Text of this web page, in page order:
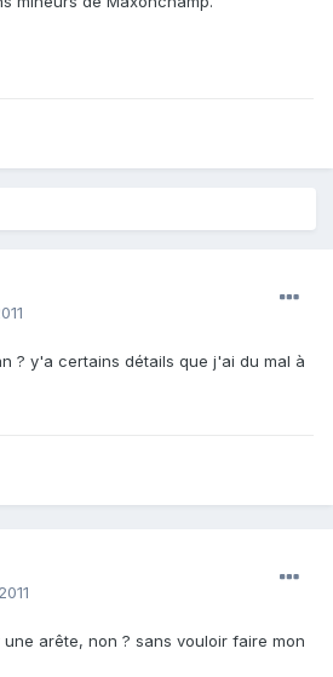
? y'a certains détails que j'ai du mal à
arête, non ? sans vouloir faire mon